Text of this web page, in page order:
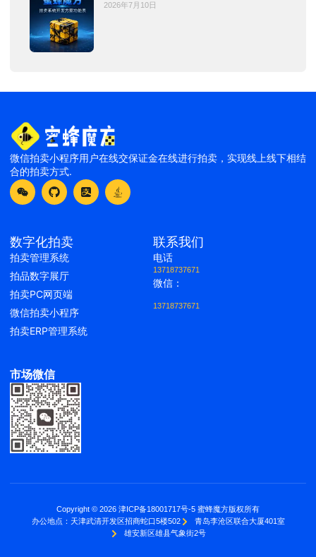
2026年7月10日
微信拍卖小程序用户在线交保证金在线进行拍卖，实现线上线下相结
合的拍卖方式.
数字化拍卖
拍卖管理系统
拍品数字展厅
拍卖PC网页端
微信拍卖小程序
拍卖ERP管理系统
联系我们
电话
13718737671
微信：
13718737671
市场微信
Copyright © 2026 津ICP备18001717号-5 蜜蜂魔方版权所有
办公地点： 天津武清开发区招商蛇口5楼502
青岛李沧区联合大厦401室
雄安新区雄县气象街2号